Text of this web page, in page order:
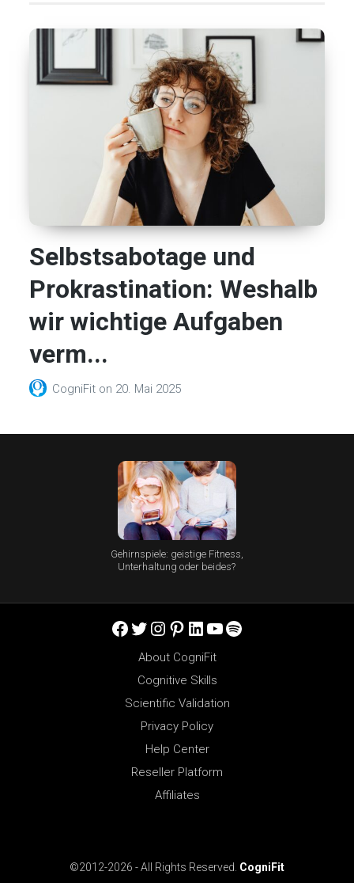
Selbstsabotage und
Prokrastination: Weshalb
wir wichtige Aufgaben
verm...
CogniFit on 20. Mai 2025
Gehirnspiele: geistige Fitness,
Unterhaltung oder beides?
Facebook
Twitter
Instagram
Pinterest
LinkedIn
YouTube
Spotify
About CogniFit
Cognitive Skills
Scientific Validation
Privacy Policy
Help Center
Reseller Platform
Affiliates
©2012-2026 - All Rights Reserved. CogniFit